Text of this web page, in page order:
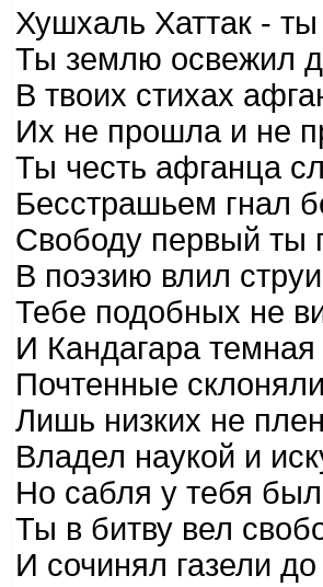
Хушхаль Хаттак -
Ты землю освежил
В твоих стихах
Их не прошла и не
Ты честь афганца
Бесстрашьем гнал
Свободу первый ты
В поэзию влил
Тебе подобных не
И Кандагара темная
Почтенные
Лишь низких не
Владел наукой и
Но сабля у тебя
Ты в битву вел
И сочинял газели до